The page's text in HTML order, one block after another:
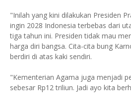
"Inilah yang kini dilakukan Presiden
ingin 2028 Indonesia terbebas dari
tiga tahun ini. Presiden tidak mau
harga diri bangsa. Cita-cita bung
berdiri di atas kaki sendiri.
"Kementerian Agama juga menjadi
sebesar Rp12 triliun. Jadi ayo kita